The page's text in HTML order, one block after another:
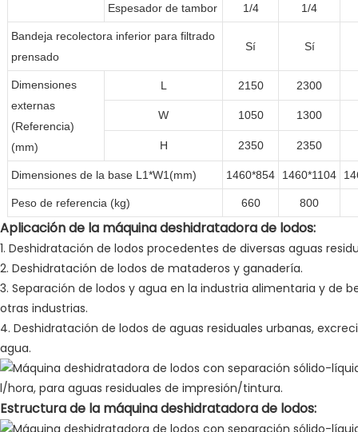
Espesador de tambor 1/4 1/4
Bandeja recolectora inferior para filtrado
prensado
Sí Sí
Dimensiones
externas
(Referencia)
(mm)
L 2150 2300
W 1050 1300
H 2350 2350
Dimensiones de la base L1*W1(mm) 1460*854 1460*1104
Peso de referencia (kg) 660 800
Aplicación de la máquina deshidratadora de lodos:
1. Deshidratación de lodos procedentes de diversas aguas
2. Deshidratación de lodos de mataderos y ganadería.
3. Separación de lodos y agua en la industria alimentaria y de
otras industrias.
4. Deshidratación de lodos de aguas residuales urbanas,
agua.
Estructura de la máquina deshidratadora de lodos: